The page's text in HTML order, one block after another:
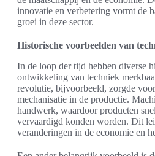
innovatie en verbetering vormt de
groei in deze sector.
Historische voorbeelden van
In de loop der tijd hebben diverse
ontwikkeling van techniek
revolutie, bijvoorbeeld, zorgde
mechanisatie in de productie.
handwerk, waardoor producten
vervaardigd konden worden. Dit
veranderingen in de economie en